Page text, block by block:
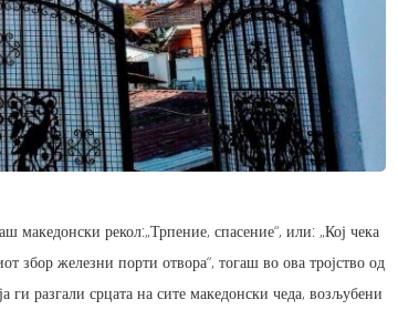
македонски рекол:„Трпение, спасение“, или: „Кој чека
збор железни порти отвора“, тогаш во ова тројство од
ги разгали срцата на сите македонски чеда, возљубени